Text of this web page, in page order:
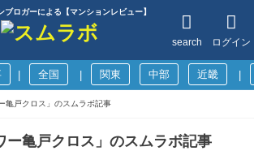
ブロガーによる【マンションレビュー】
ログイン
search
全国 関東 中部 近畿
亀戸クロス」のスムラボ記事
ー亀戸クロス」のスムラボ記事